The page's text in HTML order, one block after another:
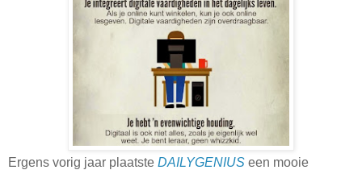
Ergens vorig jaar plaatste DAILYGENIUS een mooie